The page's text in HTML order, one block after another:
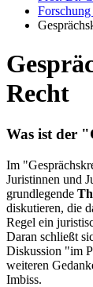
Forschung
Recht
Was ist der
Im
Juristinnen und
grundlegende
diskutieren, die
Regel ein
Daran schließt
Diskussion "im
weiteren
Imbiss.